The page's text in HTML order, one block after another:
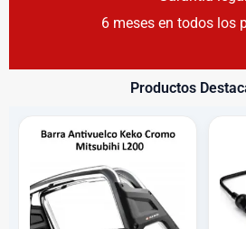
6 meses en todos los
Productos